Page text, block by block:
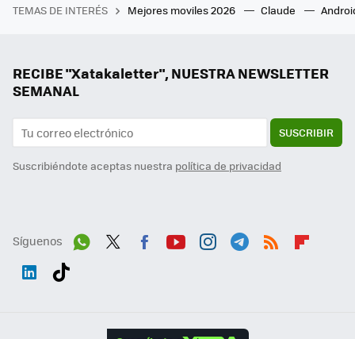
TEMAS DE INTERÉS Mejores moviles 2026 Claude
RECIBE "Xatakaletter", NUESTRA NEWSLETTER
SEMANAL
SUSCRIBIR
Suscribiéndote aceptas nuestra política de privacidad
Síguenos